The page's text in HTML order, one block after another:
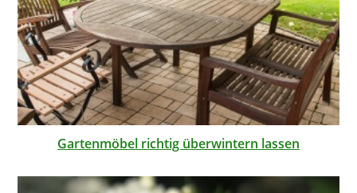
Gartenmöbel richtig überwintern lassen